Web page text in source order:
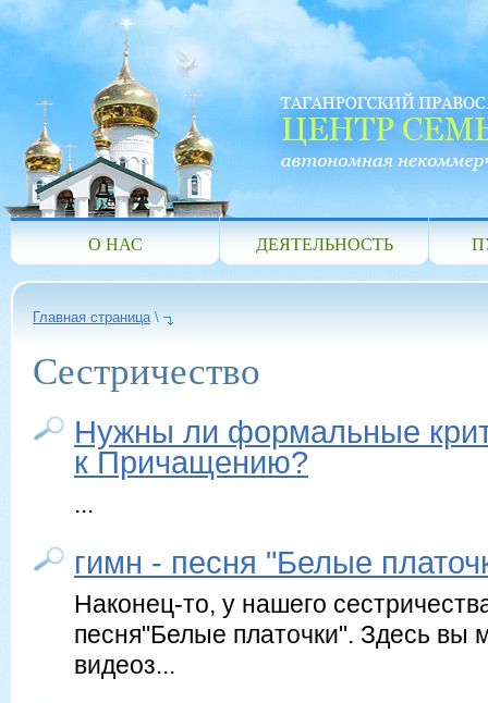
О НАС ДЕЯТЕЛЬНОСТЬ
Главная страница\
Сестричество
Нужны ли формальные
к Причащению?
...
гимн - песня "Белые
Наконец-то, у нашего
песня"Белые платочки". Здесь вы
видеоз...